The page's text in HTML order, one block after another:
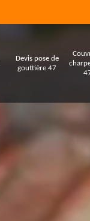
Devis pose de
gouttière 47